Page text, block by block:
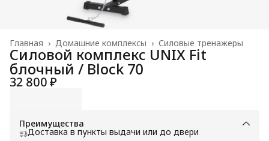
Силовые тренажеры
Домашние комплексы ›
Главная ›
Силовой комплекс UNIX Fit
блочный / Block 70
32 800 ₽
Преимущества
Доставка в пункты выдачи или до двери